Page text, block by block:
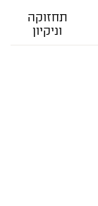
תחזוקה
וניקיון